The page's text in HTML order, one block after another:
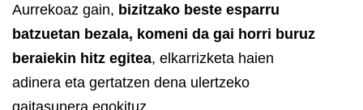
Aurrekoaz gain, bizitzako beste esparru
batzuetan bezala, komeni da gai horri buruz
beraiekin hitz egitea, elkarrizketa haien
adinera eta gertatzen dena ulertzeko
gaitasunera egokituz.